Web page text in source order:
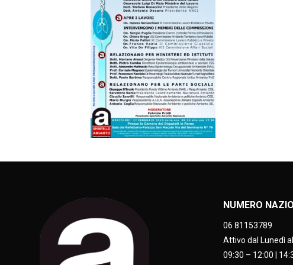
NUMERO
06 81153789
Attivo dal Lunedì
09:30 – 12:00 |